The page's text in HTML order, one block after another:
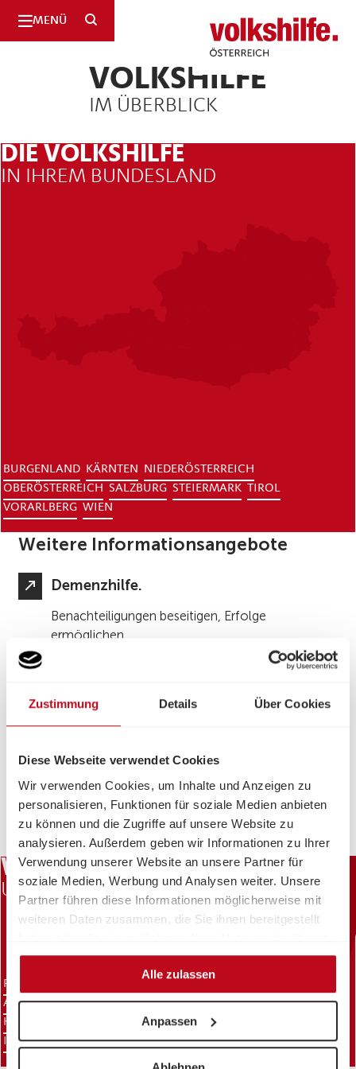
Zustimmung Details Über Cookies
Diese Webseite verwendet Cookies
Wir verwenden Cookies, um Inhalte und Anzeigen zu
personalisieren, Funktionen für soziale Medien anbieten
zu können und die Zugriffe auf unsere Website zu
analysieren. Außerdem geben wir Informationen zu Ihrer
Verwendung unserer Website an unsere Partner für
soziale Medien, Werbung und Analysen weiter. Unsere
Partner führen diese Informationen möglicherweise mit
weiteren Daten zusammen, die Sie ihnen bereitgestellt
gesammelt haben.
Alle zulassen
Anpassen
MENÜ SUCHE
Volkshilfe
Österreich
VOLKSHILFE
IM ÜBERBLICK
DIE VOLKSHILFE
IN IHREM BUNDESLAND
BURGENLAND KÄRNTEN NIEDERÖSTERREICH
OBERÖSTERREICH SALZBURG STEIERMARK TIROL
VORARLBERG WIEN
Weitere Informationsangebote
Demenzhilfe.
Benachteiligungen beseitigen, Erfolge
ermöglichen.
Unser Angebot im Überblick.
Kinderarmut abschaffen.
Gemeinsam gegen Kinderarmut.
WAS WIR TUN.
UNSERE POSITIONEN UND PROJEKTE
PFLEGE & BETREUUNG
ASYL & INTEGRATION MENSCHEN MIT BEEINTRÄCHTIGUNGEN
KINDERBETREUUNG
ROMA & SINTI
INTERNATIONALE ZUSAMMENARBEIT